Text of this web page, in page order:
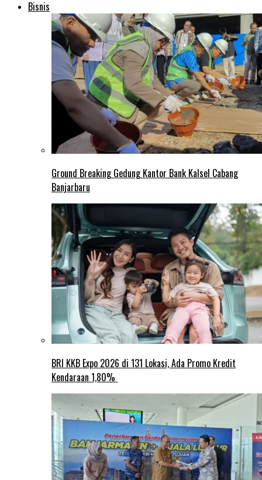
Bisnis
Ground Breaking Gedung Kantor Bank Kalsel Cabang
Banjarbaru
BRI KKB Expo 2026 di 131 Lokasi, Ada Promo Kredit
Kendaraan 1,80%